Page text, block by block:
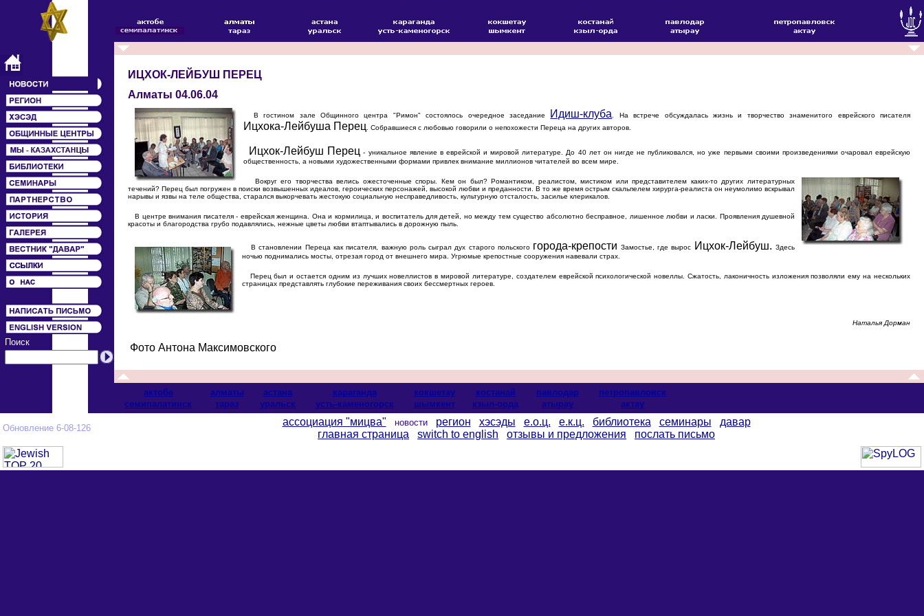
Поиск
ИЦХОК-ЛЕЙБУШ ПЕРЕЦ
Алматы 04.06.04
В гостином зале Общинного центра "Римон" состоялось очередное заседание Идиш-клуба. На встрече обсуждалась жизнь и творчество знаменитого еврейского писателя
Ицхока-Лейбуша Перец. Собравшиеся с любовью говорили о непохожести Переца на других авторов.
Ицхок-Лейбуш Перец - уникальное явление в еврейской и мировой литературе. До 40 лет он нигде не публиковался, но уже первыми своими произведениями очаровал еврейскую
общественность, а новыми художественными формами привлек внимание миллионов читателей во всем мире.
Вокруг его творчества велись ожесточенные споры. Кем он был? Романтиком, реалистом, мистиком или представителем каких-то других литературных
течений? Перец был погружен в поиски возвышенных идеалов, героических персонажей, высокой любви и преданности. В то же время острым скальпелем хирурга-реалиста он неумолимо вскрывал
нарывы и язвы на теле общества, старался выкорчевать жестокую социальную несправедливость, культурную отсталость, засилье клерикалов.
В центре внимания писателя - еврейская женщина. Она и кормилица, и воспитатель для детей, но между тем существо абсолютно бесправное, лишенное любви и ласки. Проявления душевной
красоты и благородства грубо подавлялись, нежные цветы любви втаптывались в дорожную пыль.
В становлении Переца как писателя, важную роль сыграл дух старого польского города-крепости Замостье, где вырос Ицхок-Лейбуш.Здесь
ночью поднимались мосты, отрезая город от внешнего мира. Угрюмые крепостные сооружения навевали страх.
Перец был и остается одним из лучших новеллистов в мировой литературе, создателем еврейской психологической новеллы. Сжатость, лаконичность изложения позволяли ему на нескольких
страницах представлять глубокие переживания своих бессмертных героев.
Наталья Дорман
Фото Антона Максимовского
актобе алматы астана караганда кокшетау костанай павлодар
петропавловск
cемипалатинск
тараз уральск усть-каменогорск шымкент кзыл-орда атырау актау
Обновление 6-08-126
ассоциация "мицва" новости регион хэсэды е.о.ц. е.к.ц. библиотека семинары
давар
главная страница
switch to english отзывы и предложения послать письмо